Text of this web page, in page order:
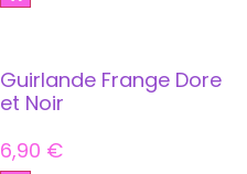
Guirlande Frange Dore
et Noir
6,90 €